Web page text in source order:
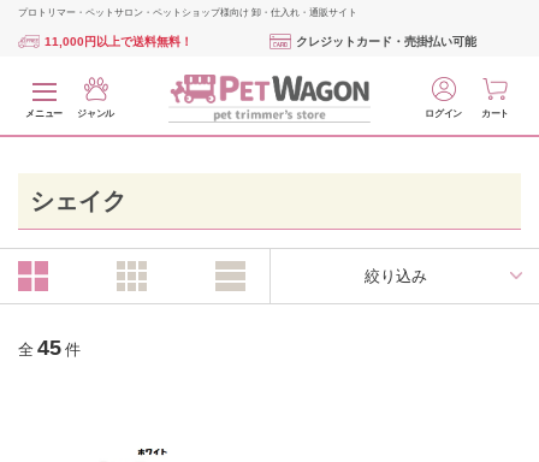
プロトリマー・ペットサロン・ペットショップ様向け 卸・仕入れ・通販サイト
11,000円以上で送料無料！ クレジットカード・売掛払い可能
メニュー ジャンル ログイン カート
シェイク
絞り込み
全 45 件